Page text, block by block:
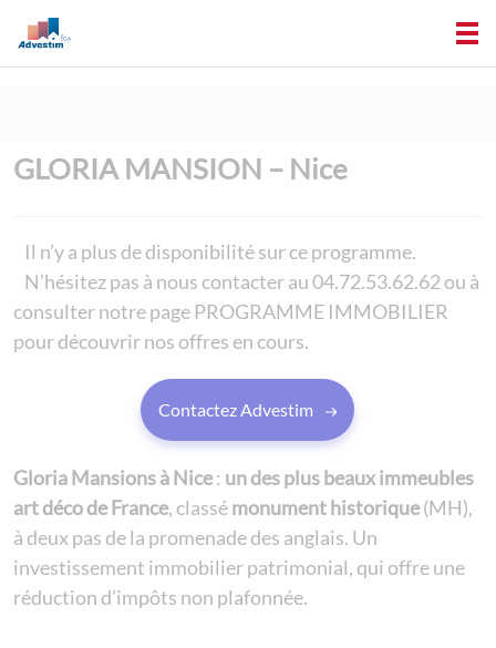
GLORIA MANSION – Nice
Il n’y a plus de disponibilité sur ce programme.
N’hésitez pas à nous contacter au 04.72.53.62.62 ou à
consulter notre page PROGRAMME IMMOBILIER
pour découvrir nos offres en cours.
Contactez Advestim
Gloria Mansions à Nice: un des plus beaux immeubles
art déco de France, classémonument historique(MH),
à deux pas de la promenade des anglais. Un
investissement immobilier patrimonial, qui offre une
réduction d’impôts non plafonnée.